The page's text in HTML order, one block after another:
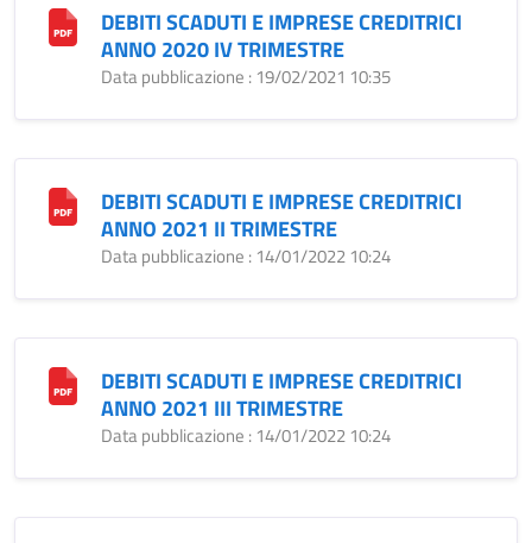
DEBITI SCADUTI E IMPRESE CREDITRICI
ANNO 2020 IV TRIMESTRE
Data pubblicazione : 19/02/2021 10:35
DEBITI SCADUTI E IMPRESE CREDITRICI
ANNO 2021 II TRIMESTRE
Data pubblicazione : 14/01/2022 10:24
DEBITI SCADUTI E IMPRESE CREDITRICI
ANNO 2021 III TRIMESTRE
Data pubblicazione : 14/01/2022 10:24